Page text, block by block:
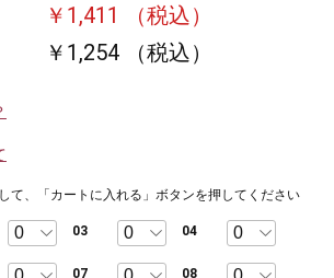
￥1,411 （税込）
￥1,254 （税込）
して、「カートに入れる」ボタンを押してください
03 04
07 08